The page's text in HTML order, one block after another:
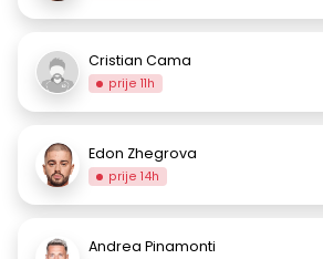
Cristian Cama
prije 11h
Edon Zhegrova
prije 14h
Andrea Pinamonti